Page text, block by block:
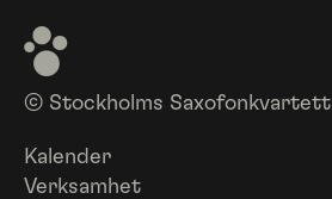
© Stockholms Saxofonkvartett
Kalender
Verksamhet